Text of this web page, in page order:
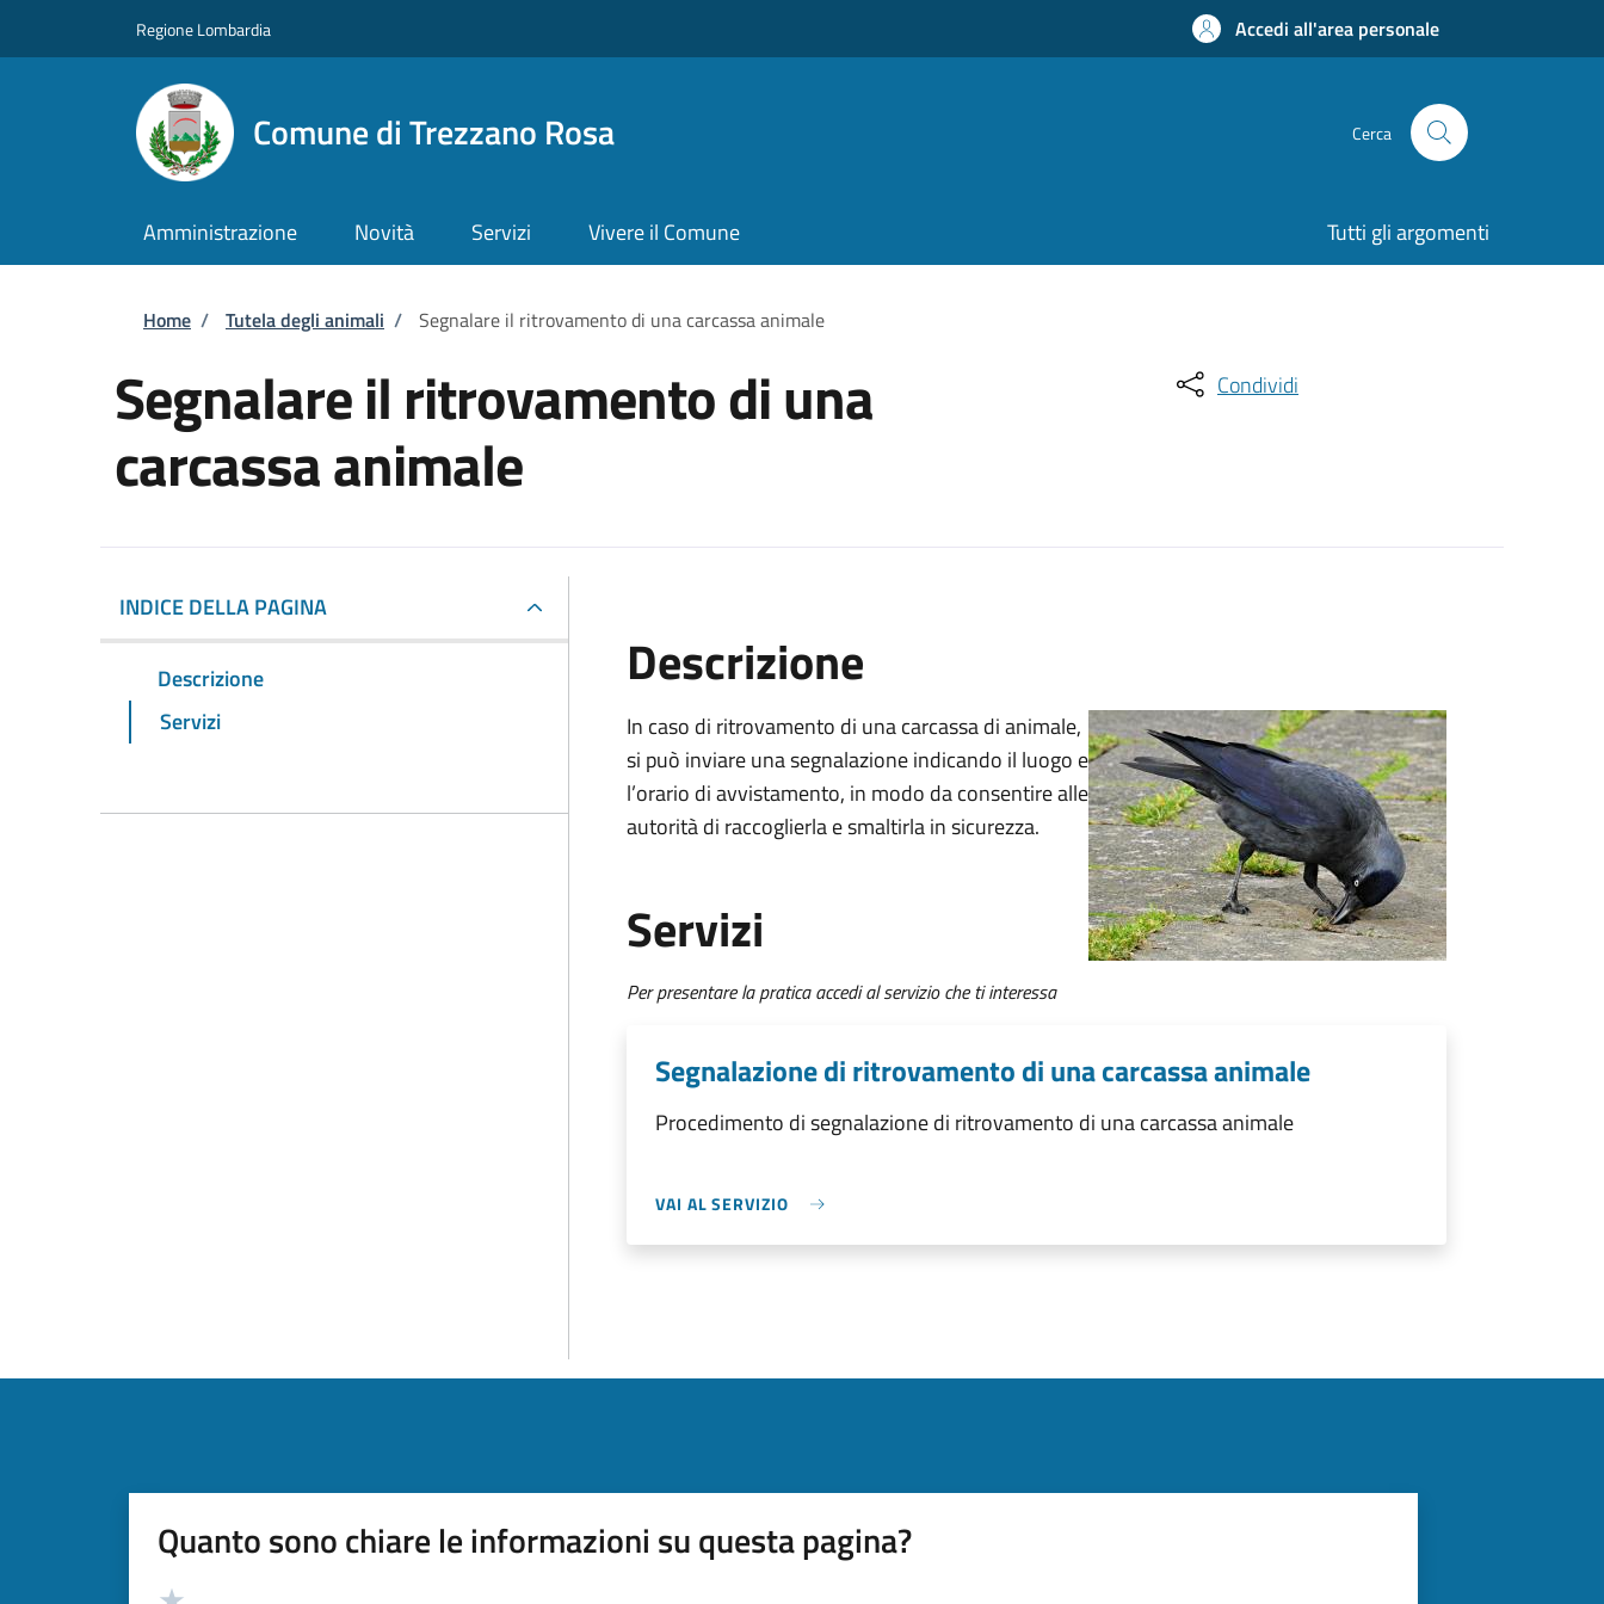
Regione Lombardia Accedi all'area personale
Comune di Trezzano Rosa Cerca
Amministrazione Novità Servizi Vivere il Comune Tutti gli argomenti
Briciole di pane
Home / Tutela degli animali / Segnalare il ritrovamento di una carcassa animale
Segnalare il ritrovamento di una
carcassa animale
Condividi
INDICE DELLA PAGINA
Descrizione
Servizi
Descrizione
In caso di ritrovamento di una carcassa di animale,
si può inviare una segnalazione indicando il luogo e
l’orario di avvistamento, in modo da consentire alle
autorità di raccoglierla e smaltirla in sicurezza.
Servizi
Per presentare la pratica accedi al servizio che ti interessa
Segnalazione di ritrovamento di una carcassa animale
Procedimento di segnalazione di ritrovamento di una carcassa animale
VAI AL SERVIZIO
Quanto sono chiare le informazioni su questa pagina?
Valutazione